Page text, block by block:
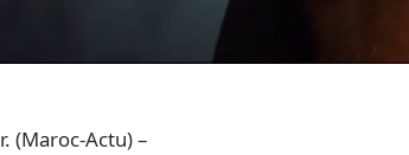
(Maroc-Actu) –